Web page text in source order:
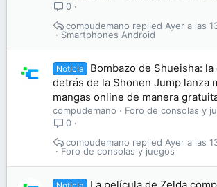
0
Smartphones Android
Ayer a las
compudemano
Noticia
Bombazo de Shueisha:
detrás de la Shonen Jump lanza
mangas online de manera
compudemano
Foro de consolas y
0
Foro de consolas y juegos
Ayer a las
compudemano